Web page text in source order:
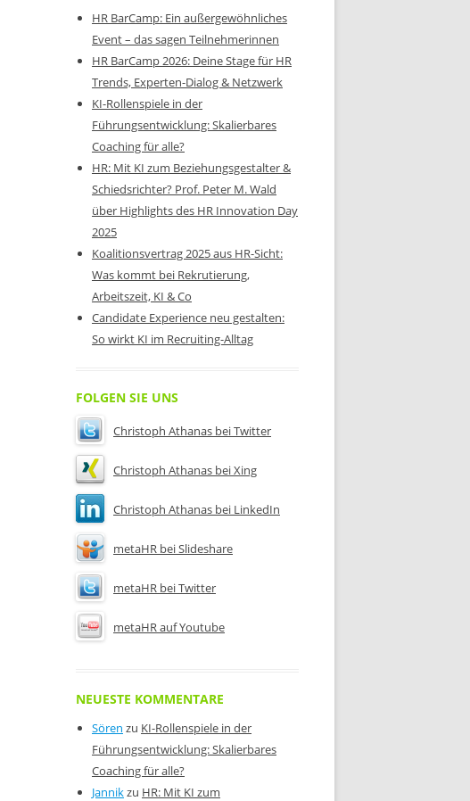
HR BarCamp: Ein außergewöhnliches
Event – das sagen Teilnehmerinnen
HR BarCamp 2026: Deine Stage für HR
Trends, Experten-Dialog & Netzwerk
KI-Rollenspiele in der
Führungsentwicklung: Skalierbares
Coaching für alle?
HR: Mit KI zum Beziehungsgestalter &
Schiedsrichter? Prof. Peter M. Wald
über Highlights des HR Innovation Day
2025
Koalitionsvertrag 2025 aus HR-Sicht:
Was kommt bei Rekrutierung,
Arbeitszeit, KI & Co
Candidate Experience neu gestalten:
So wirkt KI im Recruiting-Alltag
FOLGEN SIE UNS
Christoph Athanas bei Twitter
Christoph Athanas bei Xing
Christoph Athanas bei LinkedIn
metaHR bei Slideshare
metaHR bei Twitter
metaHR auf Youtube
NEUESTE KOMMENTARE
Sören zu KI-Rollenspiele in der
Führungsentwicklung: Skalierbares
Coaching für alle?
Jannikzu HR: Mit KI zum